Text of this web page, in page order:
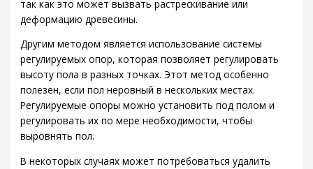
так как это может вызвать растрескивание или
деформацию древесины.
Другим методом является использование системы
регулируемых опор, которая позволяет регулировать
высоту пола в разных точках. Этот метод особенно
полезен, если пол неровный в нескольких местах.
Регулируемые опоры можно установить под полом и
регулировать их по мере необходимости, чтобы
выровнять пол.
В некоторых случаях может потребоваться удалить